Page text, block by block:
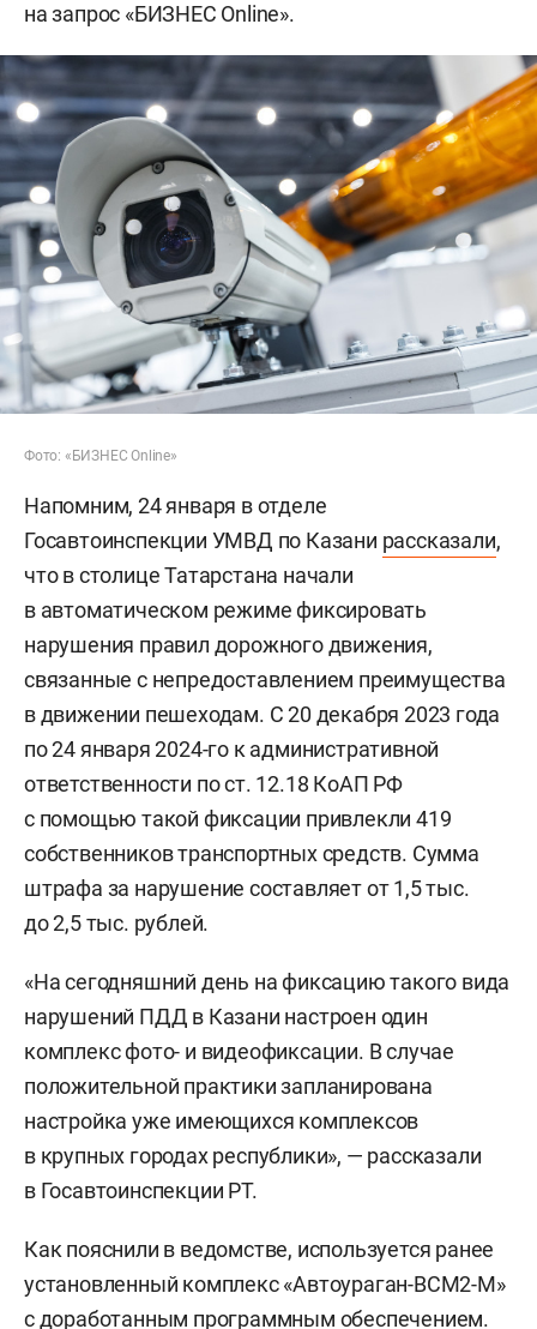
на запрос «БИЗНЕС Online».
Фото: «БИЗНЕС Online»
Напомним, 24 января в отделе
Госавтоинспекции УМВД по Казани рассказали,
что в столице Татарстана начали
в автоматическом режиме фиксировать
нарушения правил дорожного движения,
связанные с непредоставлением преимущества
в движении пешеходам. С 20 декабря 2023 года
по 24 января 2024-го к административной
ответственности по ст. 12.18 КоАП РФ
с помощью такой фиксации привлекли 419
собственников транспортных средств. Сумма
штрафа за нарушение составляет от 1,5 тыс.
до 2,5 тыс. рублей.
«На сегодняшний день на фиксацию такого вида
нарушений ПДД в Казани настроен один
комплекс фото- и видеофиксации. В случае
положительной практики запланирована
настройка уже имеющихся комплексов
в крупных городах республики», — рассказали
в Госавтоинспекции РТ.
Как пояснили в ведомстве, используется ранее
установленный комплекс «Автоураган-ВСМ2-М»
с доработанным программным обеспечением.